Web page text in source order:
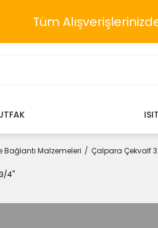
Tüm
Bağlantı Malzemeleri Çalpara Çekvalf